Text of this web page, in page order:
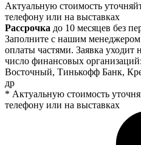
Актуальную стоимость
телефону или на выставках
Рассрочка до 10 месяцев без
Заполните с нашим
оплаты частями. Заявка уходит
число финансовых
Восточный, Тинькофф Банк,
др
* Актуальную стоимость
телефону или на выставках